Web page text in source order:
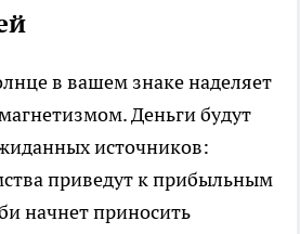
в вашем знаке наделяет
Деньги будут
источников:
приведут к прибыльным
начнет приносить